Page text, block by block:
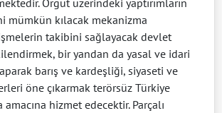
mümkün kılacak mekanizma
takibini sağlayacak devlet
bir yandan da yasal ve idari
barış ve kardeşliği, siyaseti ve
öne çıkarmak terörsüz Türkiye
hizmet edecektir. Parçalı